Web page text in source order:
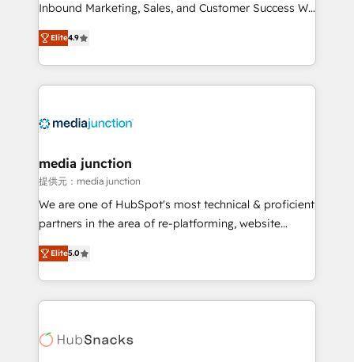
Inbound Marketing, Sales, and Customer Success We
specialize in driving revenue growth for companies
across industries through tailored marketing, sales,
and customer success strategies, utilizing RevOps
methodologies. As Latin America's largest HubSpot
offer unparalleled insights. Operating in five
Mexico, USA, and Portugal—we've executed over a
hundred successful operations. Our approach,
rooted in RevOps principles, integrates analysis,
training, planning, and qualification. Leveraging
inbound marketing tactics, we focus on
understanding, nurturing, and converting leads.
competitive market.
Elite4.9
media junction
提供元：media junction
We are one of HubSpot's most technical & proficient
partners in the area of re-platforming, website
design & development. We specialize in multi-hub
implementations for mid-market & enterprise
companies. We are woman-owned, powered by
coffee, and we ❤️ dogs. We produce award-winning
Impact Award 🏆2022 Technical Expertise Impact
Elite5.0